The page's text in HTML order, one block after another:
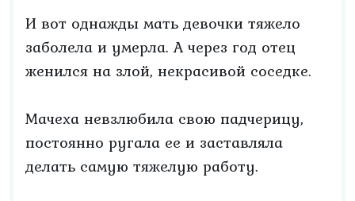
И вот однажды мать девочки тяжело
заболела и умерла. А через год отец
женился на злой, некрасивой соседке.
Мачеха невзлюбила свою падчерицу,
постоянно ругала ее и заставляла
делать самую тяжелую работу.